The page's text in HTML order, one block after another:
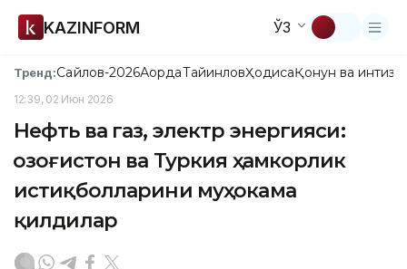
KAZINFORM ЎЗ
Тренд:Сайлов-2026АқордаТайинловҲодисаҚонун ва
12:39, 02 Июн 2026
Нефть ва газ, электр энергияси:
Қозоғистон ва Туркия ҳамкорлик
истиқболларини муҳокама
қилдилар